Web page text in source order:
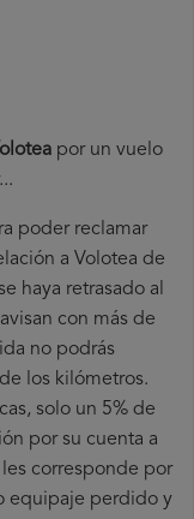
por un vuelo
poder reclamar
a Volotea de
haya retrasado al
con más de
no podrás
los kilómetros.
solo un 5% de
por su cuenta a
corresponde por
equipaje perdido y